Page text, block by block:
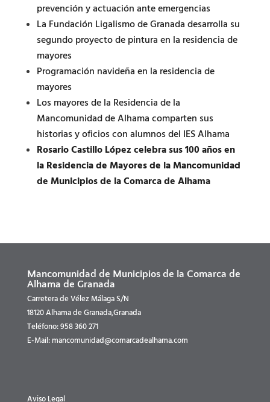
prevención y actuación ante emergencias
La Fundación Ligalismo de Granada desarrolla su
segundo proyecto de pintura en la residencia de
mayores
Programación navideña en la residencia de
mayores
Los mayores de la Residencia de la
Mancomunidad de Alhama comparten sus
historias y oficios con alumnos del IES Alhama
Rosario Castillo López celebra sus 100 años en
la Residencia de Mayores de la Mancomunidad
de Municipios de la Comarca de Alhama
Mancomunidad de Municipios de la Comarca de
Alhama de Granada
Carretera de Vélez Málaga S/N
18120 Alhama de Granada,Granada
Teléfono: 958 360 271
E-Mail: mancomunidad@comarcadealhama.com
Aviso Legal